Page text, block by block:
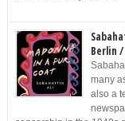
Berlin
many
also a